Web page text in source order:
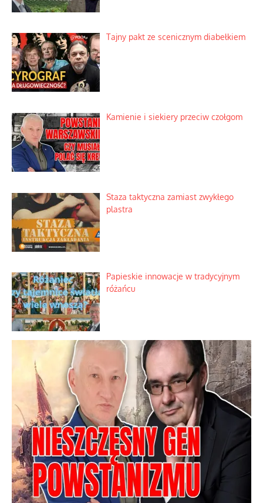
Tajny pakt ze scenicznym diabełkiem
Kamienie i siekiery przeciw czołgom
Staza taktyczna zamiast zwykłego
plastra
Papieskie innowacje w tradycyjnym
różańcu